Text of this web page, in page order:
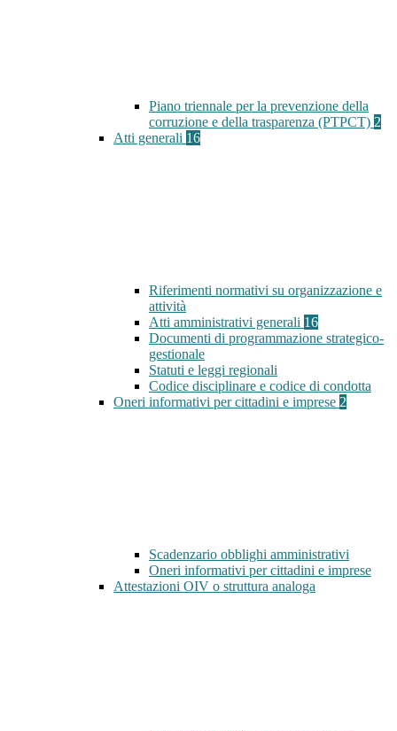
Piano triennale per la prevenzione della
corruzione e della trasparenza (PTPCT) 2
Atti generali 16
Riferimenti normativi su organizzazione e
attività
Atti amministrativi generali 16
Documenti di programmazione strategico-
gestionale
Statuti e leggi regionali
Codice disciplinare e codice di condotta
Oneri informativi per cittadini e imprese 2
Scadenzario obblighi amministrativi
Oneri informativi per cittadini e imprese
Attestazioni OIV o struttura analoga